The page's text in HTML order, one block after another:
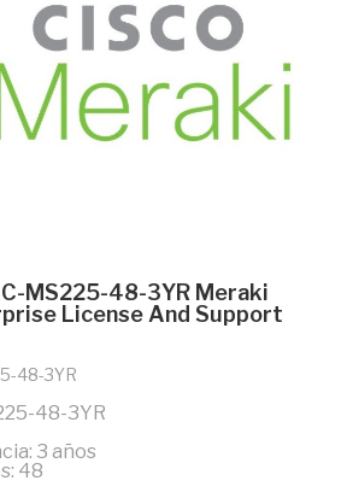
MS225-48-3YR Meraki
License And Support
48-3YR
48-3YR
3 años
48